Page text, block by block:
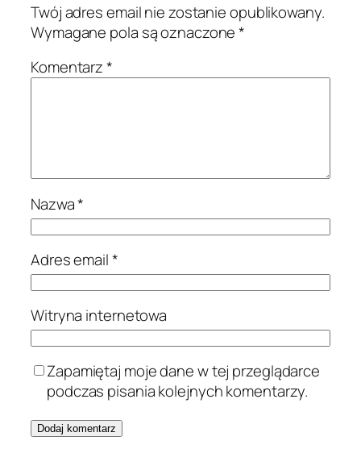
Twój adres email nie zostanie opublikowany.
Wymagane pola są oznaczone*
Komentarz*
Nazwa*
Adres email*
Witryna internetowa
Zapamiętaj moje dane w tej przeglądarce
podczas pisania kolejnych komentarzy.